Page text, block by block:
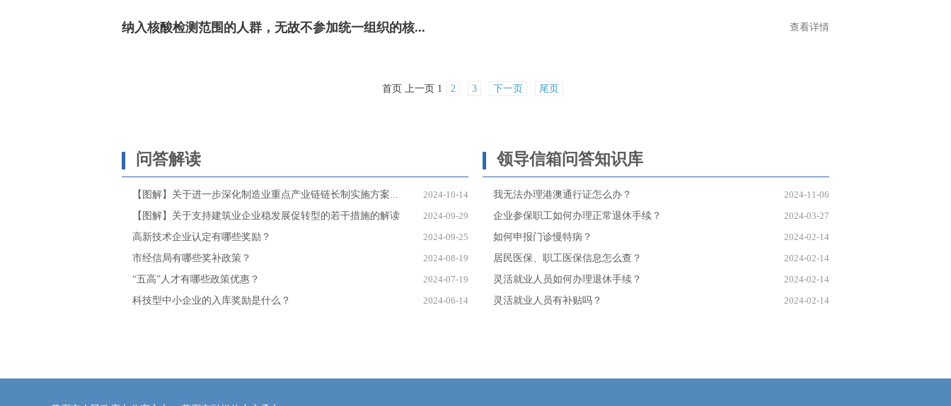
查看详情
纳入核酸检测范围的人群，无故不参加统一组织的核...
首页 上一页 1 2 3 下一页 尾页
问答解读
2024-10-14
【图解】关于进一步深化制造业重点产业链链长制实施方案...
2024-09-29
【图解】关于支持建筑业企业稳发展促转型的若干措施的解读
2024-09-25
高新技术企业认定有哪些奖励？
2024-08-19
市经信局有哪些奖补政策？
2024-07-19
“五高”人才有哪些政策优惠？
2024-06-14
科技型中小企业的入库奖励是什么？
领导信箱问答知识库
2024-11-06
我无法办理港澳通行证怎么办？
2024-03-27
企业参保职工如何办理正常退休手续？
2024-02-14
如何申报门诊慢特病？
2024-02-14
居民医保、职工医保信息怎么查？
2024-02-14
灵活就业人员如何办理退休手续？
2024-02-14
灵活就业人员有补贴吗？